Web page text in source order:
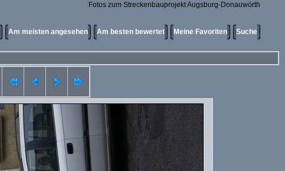
Fotos zum Streckenbauprojekt Augsburg-Donauwörth
Am meisten angesehen Am besten bewertet Meine Favoriten Suche